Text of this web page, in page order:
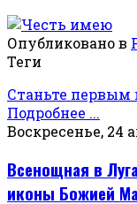
Опубликовано в
Теги
Станьте
Подробнее ...
Воскресенье, 24
Всенощная в
иконы Божией